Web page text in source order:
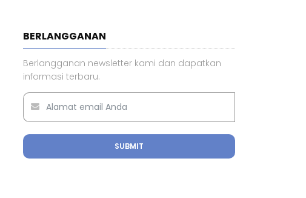
BERLANGGANAN
Berlangganan newsletter kami dan dapatkan
informasi terbaru.
SUBMIT